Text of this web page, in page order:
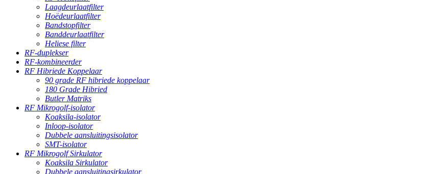
Laagdeurlaatfilter
Hoëdeurlaatfilter
Bandstopfilter
Banddeurlaatfilter
Heliese filter
RF-duplekser
RF-kombineerder
RF Hibriede Koppelaar
90 grade RF hibriede koppelaar
180 Grade Hibried
Butler Matriks
RF Mikrogolf-isolator
Koaksila-isolator
Inloop-isolator
Dubbele aansluitingsisolator
SMT-isolator
RF Mikrogolf Sirkulator
Koaksila Sirkulator
Dubbele aansluitingsirkulator